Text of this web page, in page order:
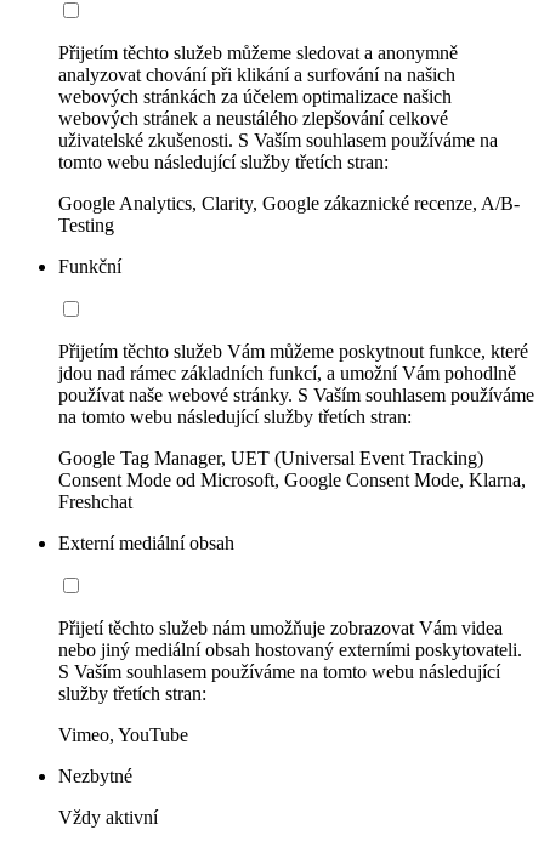
Přijetím těchto služeb můžeme sledovat a anonymně
analyzovat chování při klikání a surfování na našich
webových stránkách za účelem optimalizace našich
webových stránek a neustálého zlepšování celkové
uživatelské zkušenosti. S Vaším souhlasem používáme na
tomto webu následující služby třetích stran:
Google Analytics, Clarity, Google zákaznické recenze, A/B-
Testing
Funkční
Přijetím těchto služeb Vám můžeme poskytnout funkce, které
jdou nad rámec základních funkcí, a umožní Vám pohodlně
používat naše webové stránky. S Vaším souhlasem používáme
na tomto webu následující služby třetích stran:
Google Tag Manager, UET (Universal Event Tracking)
Consent Mode od Microsoft, Google Consent Mode, Klarna,
Freshchat
Externí mediální obsah
Přijetí těchto služeb nám umožňuje zobrazovat Vám videa
nebo jiný mediální obsah hostovaný externími poskytovateli.
S Vaším souhlasem používáme na tomto webu následující
služby třetích stran:
Vimeo, YouTube
Nezbytné
Vždy aktivní